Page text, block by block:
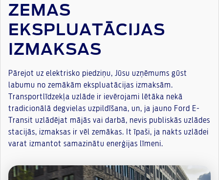
ZEMAS
EKSPLUATĀCIJAS
IZMAKSAS
Pārejot uz elektrisko piedziņu, Jūsu uzņēmums gūst
labumu no zemākām ekspluatācijas izmaksām.
Transportlīdzekļa uzlāde ir ievērojami lētāka nekā
tradicionālā degvielas uzpildīšana, un, ja jauno Ford E-
Transit uzlādējat mājās vai darbā, nevis publiskās uzlādes
stacijās, izmaksas ir vēl zemākas. It īpaši, ja nakts uzlādei
varat izmantot samazinātu enerģijas līmeni.